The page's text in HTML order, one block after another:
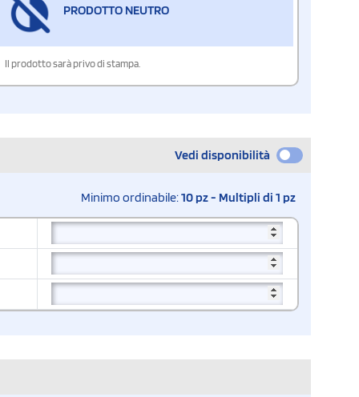
PRODOTTO NEUTRO
Il prodotto sarà privo di stampa.
Vedi disponibilità
Minimo ordinabile:10 pz - Multipli di 1 pz